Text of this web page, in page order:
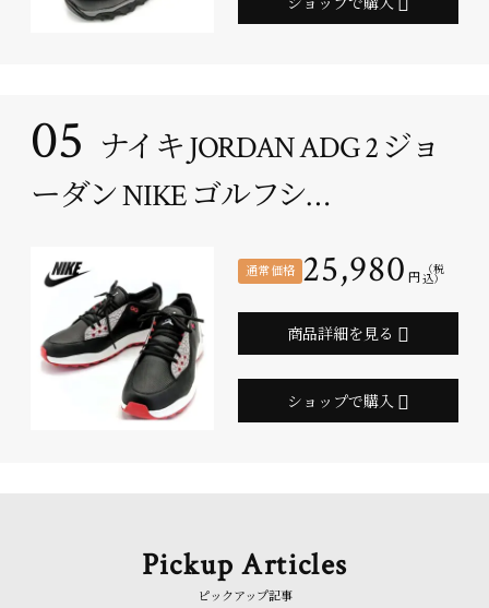
ショップで購入
05 ナイキ JORDAN ADG 2 ジョ
ーダン NIKE ゴルフシ…
通常価格 25,980 円 （税
込）
商品詳細を見る
ショップで購入
Pickup Articles
ピックアップ記事